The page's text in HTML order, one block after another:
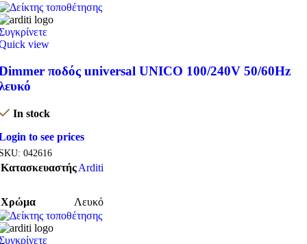
view
ποδός universal UNICO 100/240V 50/60Hz
In stock
to see prices
042616
ΚατασκευαστήςArditi
Χρώμα Λευκό